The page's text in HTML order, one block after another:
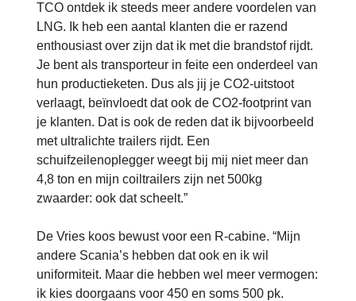
TCO ontdek ik steeds meer andere voordelen van
LNG. Ik heb een aantal klanten die er razend
enthousiast over zijn dat ik met die brandstof rijdt.
Je bent als transporteur in feite een onderdeel van
hun productieketen. Dus als jij je CO2-uitstoot
verlaagt, beïnvloedt dat ook de CO2-footprint van
je klanten. Dat is ook de reden dat ik bijvoorbeeld
met ultralichte trailers rijdt. Een
schuifzeilenoplegger weegt bij mij niet meer dan
4,8 ton en mijn coiltrailers zijn net 500kg
zwaarder: ook dat scheelt.”
De Vries koos bewust voor een R-cabine. “Mijn
andere Scania’s hebben dat ook en ik wil
uniformiteit. Maar die hebben wel meer vermogen:
ik kies doorgaans voor 450 en soms 500 pk.